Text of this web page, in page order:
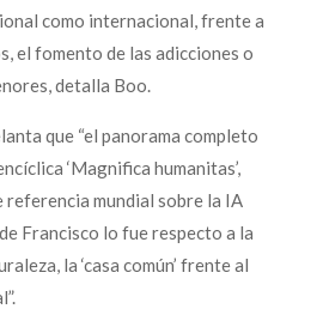
como internacional, frente a
el fomento de las adicciones o
detalla Boo.
que “el panorama completo
‘Magnifica humanitas’,
referencia mundial sobre la IA
Francisco lo fue respecto a la
la ‘casa común’ frente al